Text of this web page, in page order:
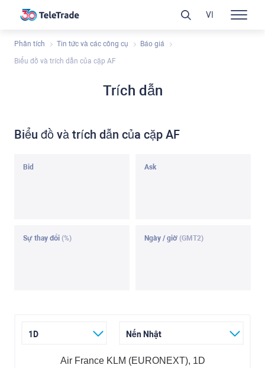
Phân tích Tin tức và các công cụ Báo giá
Biểu đồ và trích dẫn của cặp AF
Trích dẫn
Biểu đồ và trích dẫn của cặp AF
Bid Ask
Sự thay đổi (%) Ngày / giờ (GMT2)
1D Nến Nhật
Air France KLM (EURONEXT), 1D
VI